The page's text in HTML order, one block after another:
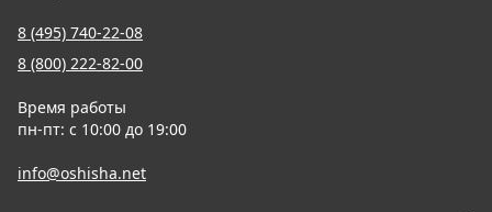
8 (495) 740-22-08
8 (800) 222-82-00
Время работы
пн-пт: с 10:00 до 19:00
info@oshisha.net